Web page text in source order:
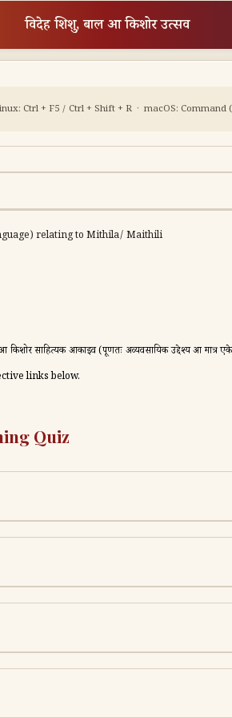
विदेह शिशु, बाल आ किशोर उत्सव
Ctrl + F5 / Ctrl + Shift + R · macOS:
relating to Mithila/ Maithili
आर्काइव (पूर्णतः अव्यवसायिक उद्देश्य आ मात्र
links below.
Quiz